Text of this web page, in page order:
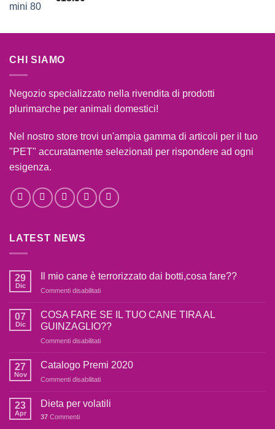
CHI SIAMO
Negozio specializzato nella rivendita di prodotti
plurimarche per animali domestici!
Nel nostro store trovi un'ampia gamma di articoli per il tuo
"PET" accuratamente selezionati per rispondere ad ogni
esigenza.
LATEST NEWS
29
Dic
Il mio cane è terrorizzato dai botti,cosa fare??
Commenti disabilitatisu
mio
cane
è
terrorizzato
botti,cosa
07
Dic
COSA FARE SE IL TUO CANE TIRA AL
GUINZAGLIO??
Commenti disabilitatisu
FARE
IL
CANE
27
Nov
Catalogo Premi 2020
Commenti disabilitatisu
Premi
23
Apr
Dieta per volatili
37 Commenti